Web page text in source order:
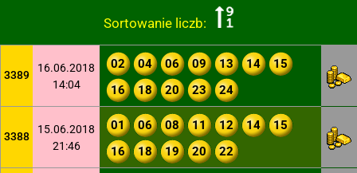
Sortowanie liczb:
3389
16.06.2018
14:04
02 04 06 09 13 14
15
16
18 20 23 24
3388
15.06.2018
21:46
01 06 08 11 12 14
15
16
18 19 20 22